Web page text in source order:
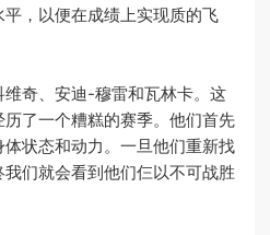
，以便在成绩上实现质的飞
奇、安迪-穆雷和瓦林卡。这
了一个糟糕的赛季。他们首先
状态和动力。一旦他们重新找
们就会看到他们仨以不可战胜